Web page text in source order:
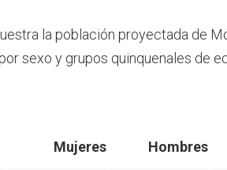
la población proyectada de
sexo y grupos quinquenales de
Mujeres Hombres